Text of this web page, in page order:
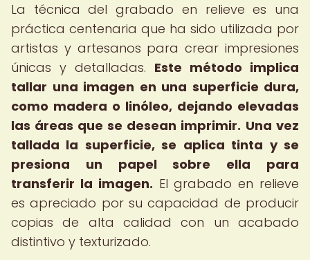
La técnica del grabado en relieve es una
práctica centenaria que ha sido utilizada por
artistas y artesanos para crear impresiones
únicas y detalladas. Este método implica
tallar una imagen en una superficie dura,
como madera o linóleo, dejando elevadas
las áreas que se desean imprimir. Una vez
tallada la superficie, se aplica tinta y se
presiona un papel sobre ella para
transferir la imagen. El grabado en relieve
es apreciado por su capacidad de producir
copias de alta calidad con un acabado
distintivo y texturizado.